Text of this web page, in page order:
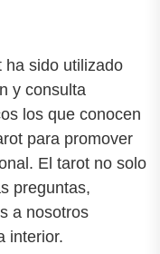
ha sido utilizado
y consulta
los que conocen
para promover
El tarot no solo
preguntas,
a nosotros
interior.